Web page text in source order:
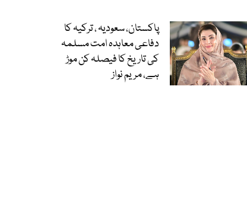
پاکستان، سعودیہ ، ترکیہ کا
دفاعی معاہدہ امت مسلمہ
کی تاریخ کا فیصلہ کن موڑ
ہے، مریم نواز